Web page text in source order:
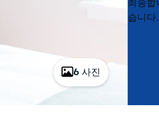
6 사진
List
List
죄송합
습니다